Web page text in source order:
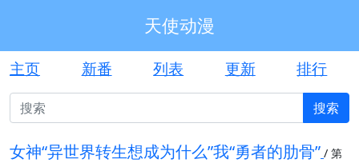
天使动漫
主页 新番 列表 更新 排行
搜索
女神“异世界转生想成为什么”我“勇者的肋骨” / 第